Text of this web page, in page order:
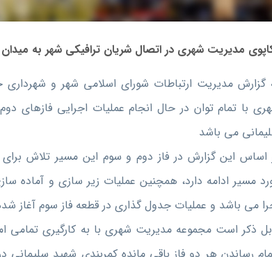
مدیریت شهری در اتصال شریان ترافیکی شهر به
گزارش مدیریت ارتباطات شورای اسلامی شهر و
با تمام توان در حال انجام عملیات اجرایی فازهای
می باشد
اساس این گزارش در فاز دوم و سوم این مسیر تلاش
مسیر ادامه دارد، همچنین عملیات زیر سازی و آماده
می باشد و عملیات جدول گذاری در قطعه فاز سوم آغاز
ذکر است مجموعه مدیریت شهری با به کارگیری تمامی